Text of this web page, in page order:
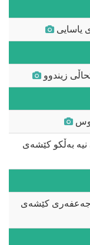
یاسایی
زیندوو
نیە بەڵکو کێشەی
جەعفەری کێشەى